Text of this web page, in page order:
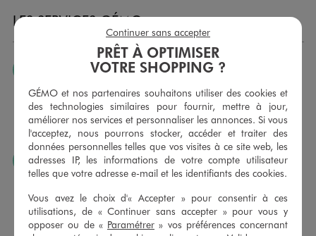
LES SERVICES GÉMO
JE PEUX CHANGER D’AVIS
Nous échangeons et vous proposons un avoir ou un
remboursement pour tout article non porté, non retouché,
sous 30 jours, sur simple présentation du ticket de caisse,
dans tous les magasins GÉMO.
JE PEUX FAIRE RETOUCHER MES ARTICLES
Ourlets, ceintures… vous avez la possibilité de faire
retoucher vos articles textiles dans nos magasins. Les tarifs
sont à votre disposition sur simple demande. Voir
conditions en magasins.
PRÊT À OPTIMISER
VOTRE SHOPPING ?
GÉMO et nos partenaires souhaitons utiliser des cookies et
des technologies similaires pour fournir, mettre à jour,
améliorer nos services et personnaliser les annonces. Si vous
l'acceptez, nous pourrons stocker, accéder et traiter des
données personnelles telles que vos visites à ce site web, les
adresses IP, les informations de votre compte utilisateur
telles que votre adresse e-mail et les identifiants des cookies.
Vous avez le choix d'« Accepter » pour consentir à ces
utilisations, de « Continuer sans accepter » pour vous y
opposer ou de « Paramétrer » vos préférences concernant
Continuer sans accepter